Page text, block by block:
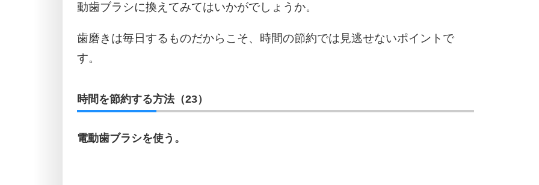
動歯ブラシに換えてみてはいかがでしょうか。
歯磨きは毎日するものだからこそ、時間の節約では見逃せないポイントで
す。
時間を節約する方法（23）
電動歯ブラシを使う。